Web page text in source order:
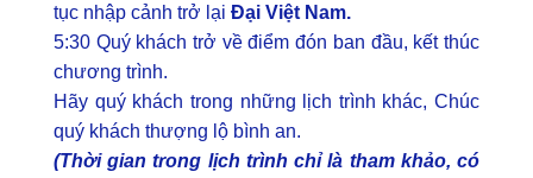
tục nhập cảnh trở lại Đại Việt Nam.
5:30 Quý khách trở về điểm đón ban đầu, kết thúc
chương trình.
Hãy quý khách trong những lịch trình khác, Chúc
quý khách thượng lộ bình an.
(Thời gian trong lịch trình chỉ là tham khảo, có